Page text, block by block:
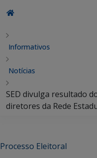
Informativos
Notícias
SED divulga resultado
diretores da Rede
Processo Eleitoral